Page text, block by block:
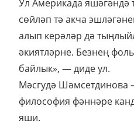
Ул Америкада яшәгәндә
сөйләп тә акча
алып керәләр дә
әкиятләрне. Безнең
байлык», — диде ул.
Мәсгудә Шәмсетдинова
философия фәннәре
яши.